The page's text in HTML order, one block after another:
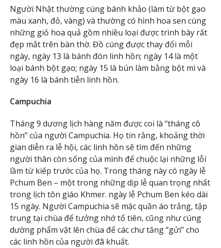
Người Nhật thường cúng bánh khảo (làm từ bột gạo
màu xanh, đỏ, vàng) và thường có hình hoa sen cùng
những giỏ hoa quả gồm nhiều loại được trình bày rất
đẹp mắt trên bàn thờ. Đồ cúng được thay đổi mỗi
ngày, ngày 13 là bánh đón linh hồn; ngày 14 là một
loại bánh bột gạo; ngày 15 là bún làm bằng bột mì và
ngày 16 là bánh tiễn linh hồn.
Campuchia
Tháng 9 dương lịch hàng năm được coi là “tháng cô
hồn” của người Campuchia. Họ tin rằng, khoảng thời
gian diễn ra lễ hội, các linh hồn sẽ tìm đến những
người thân còn sống của mình để chuộc lại những lỗi
lầm từ kiếp trước của họ. Trong tháng này có ngày lễ
Pchum Ben – một trong những dịp lễ quan trọng nhất
trong lịch tôn giáo Khmer. ngày lễ Pchum Ben kéo dài
15 ngày. Người Campuchia sẽ mặc quần áo trắng, tập
trung tại chùa để tưởng nhớ tổ tiên, cũng như cúng
dường phẩm vật lên chùa để các chư tăng “gửi” cho
các linh hồn của người đã khuất.